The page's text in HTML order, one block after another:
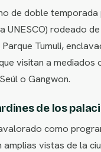
de doble
UNESCO) rodeado
Tumuli,
visitan a
o Gangwon.
de los
como
vistas de la